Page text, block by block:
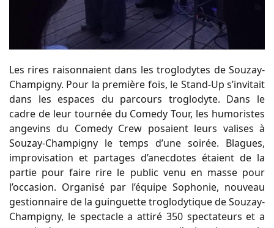
Les rires raisonnaient dans les troglodytes de Souzay-
Champigny. Pour la première fois, le Stand-Up s’invitait
dans les espaces du parcours troglodyte. Dans le
cadre de leur tournée du Comedy Tour, les humoristes
angevins du Comedy Crew posaient leurs valises à
Souzay-Champigny le temps d’une soirée. Blagues,
improvisation et partages d’anecdotes étaient de la
partie pour faire rire le public venu en masse pour
l’occasion. Organisé par l’équipe Sophonie, nouveau
gestionnaire de la guinguette troglodytique de Souzay-
Champigny, le spectacle a attiré 350 spectateurs et a